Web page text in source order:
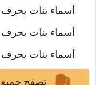
أسماء بنات بحرف
أسماء بنات بحرف
أسماء بنات